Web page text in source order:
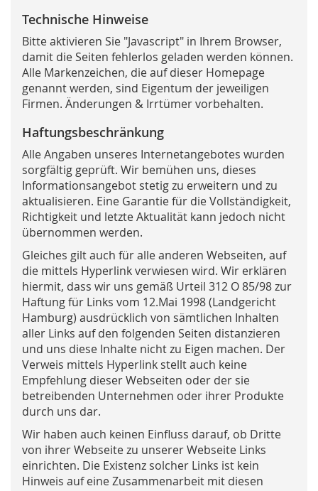
Technische Hinweise
Bitte aktivieren Sie "Javascript" in Ihrem Browser,
damit die Seiten fehlerlos geladen werden können.
Alle Markenzeichen, die auf dieser Homepage
genannt werden, sind Eigentum der jeweiligen
Firmen. Änderungen & Irrtümer vorbehalten.
Haftungsbeschränkung
Alle Angaben unseres Internetangebotes wurden
sorgfältig geprüft. Wir bemühen uns, dieses
Informationsangebot stetig zu erweitern und zu
aktualisieren. Eine Garantie für die Vollständigkeit,
Richtigkeit und letzte Aktualität kann jedoch nicht
übernommen werden.
Gleiches gilt auch für alle anderen Webseiten, auf
die mittels Hyperlink verwiesen wird. Wir erklären
hiermit, dass wir uns gemäß Urteil 312 O 85/98 zur
Haftung für Links vom 12.Mai 1998 (Landgericht
Hamburg) ausdrücklich von sämtlichen Inhalten
aller Links auf den folgenden Seiten distanzieren
und uns diese Inhalte nicht zu Eigen machen. Der
Verweis mittels Hyperlink stellt auch keine
Empfehlung dieser Webseiten oder der sie
betreibenden Unternehmen oder ihrer Produkte
durch uns dar.
Wir haben auch keinen Einfluss darauf, ob Dritte
von ihrer Webseite zu unserer Webseite Links
einrichten. Die Existenz solcher Links ist kein
Hinweis auf eine Zusammenarbeit mit diesen